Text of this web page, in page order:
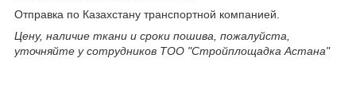
Отправка по Казахстану транспортной компанией.
Цену, наличие ткани и сроки пошива, пожалуйста,
уточняйте у сотрудников ТОО "Стройплощадка Астана"